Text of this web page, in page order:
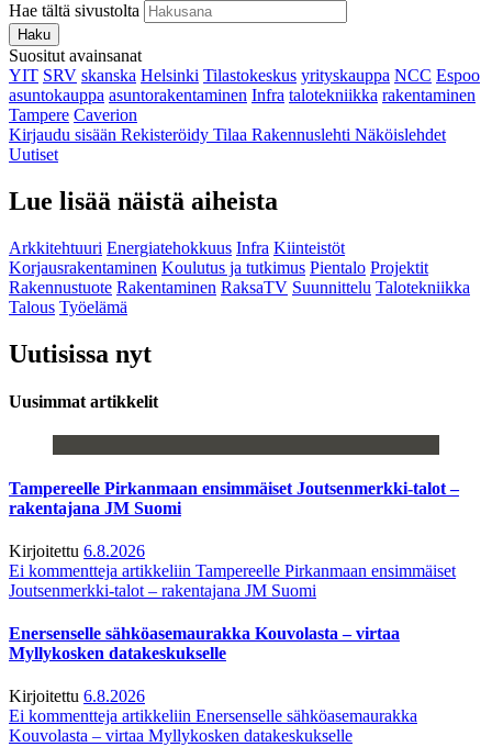
Hae tältä sivustolta
Haku
Suositut avainsanat
YIT SRV skanska Helsinki Tilastokeskus yrityskauppa NCC Espoo
asuntokauppa asuntorakentaminen Infra talotekniikka rakentaminen
Tampere Caverion
Kirjaudu sisään Rekisteröidy Tilaa Rakennuslehti Näköislehdet
Uutiset
Lue lisää näistä aiheista
Arkkitehtuuri Energiatehokkuus Infra Kiinteistöt
Korjausrakentaminen Koulutus ja tutkimus Pientalo Projektit
Rakennustuote Rakentaminen RaksaTV Suunnittelu Talotekniikka
Talous Työelämä
Uutisissa nyt
Uusimmat artikkelit
Tampereelle Pirkanmaan ensimmäiset Joutsenmerkki-talot –
rakentajana JM Suomi
Kirjoitettu 6.8.2026
Ei kommentteja artikkeliin Tampereelle Pirkanmaan ensimmäiset
Joutsenmerkki-talot – rakentajana JM Suomi
Enersenselle sähköasemaurakka Kouvolasta – virtaa
Myllykosken datakeskukselle
Kirjoitettu 6.8.2026
Ei kommentteja artikkeliin Enersenselle sähköasemaurakka
Kouvolasta – virtaa Myllykosken datakeskukselle